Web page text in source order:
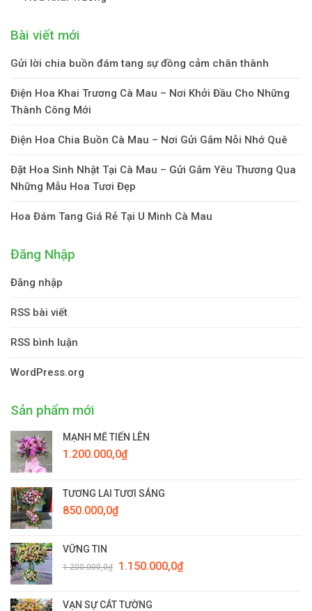
Bài viết mới
Gửi lời chia buồn đám tang sự đồng cảm chân thành
Điện Hoa Khai Trương Cà Mau – Nơi Khởi Đầu Cho Những
Thành Công Mới
Điện Hoa Chia Buồn Cà Mau – Nơi Gửi Gắm Nỗi Nhớ Quê
Đặt Hoa Sinh Nhật Tại Cà Mau – Gửi Gắm Yêu Thương Qua
Những Mẫu Hoa Tươi Đẹp
Hoa Đám Tang Giá Rẻ Tại U Minh Cà Mau
Đăng Nhập
Đăng nhập
RSS bài viết
RSS bình luận
WordPress.org
Sản phẩm mới
MẠNH MẼ TIẾN LÊN
1.200.000,0₫
TƯƠNG LAI TƯƠI SÁNG
850.000,0₫
VỮNG TIN
1.200.000,0₫
Giá
1.200.000,0₫.
1.150.000,0₫Giá
VẠN SỰ CÁT TƯỜNG